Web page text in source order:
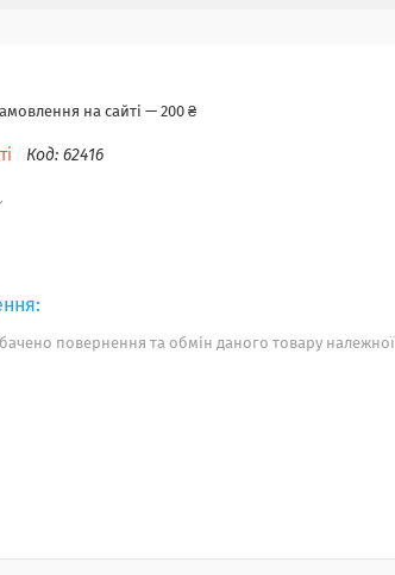
на сайті — 200 ₴
Код: 62416
повернення та обмін даного товару належної